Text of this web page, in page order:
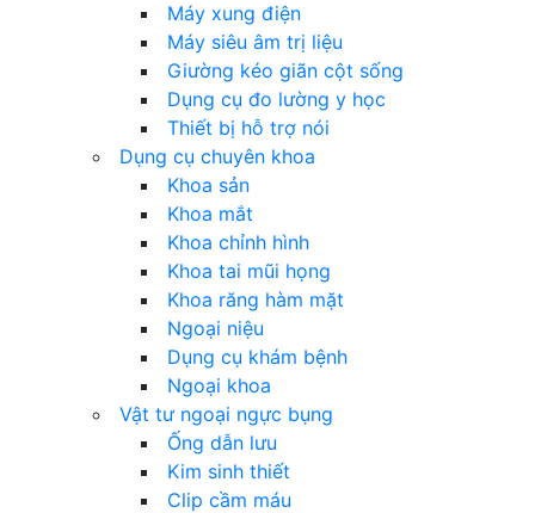
Máy xung điện
Máy siêu âm trị liệu
Giường kéo giãn cột sống
Dụng cụ đo lường y học
Thiết bị hỗ trợ nói
Dụng cụ chuyên khoa
Khoa sản
Khoa mắt
Khoa chỉnh hình
Khoa tai mũi họng
Khoa răng hàm mặt
Ngoại niệu
Dụng cụ khám bệnh
Ngoại khoa
Vật tư ngoại ngực bụng
Ống dẫn lưu
Kim sinh thiết
Clip cầm máu